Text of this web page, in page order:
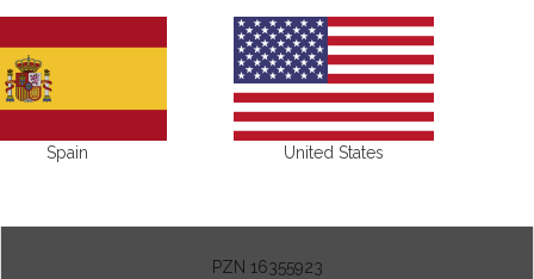
PZN 16355923
Spain United States